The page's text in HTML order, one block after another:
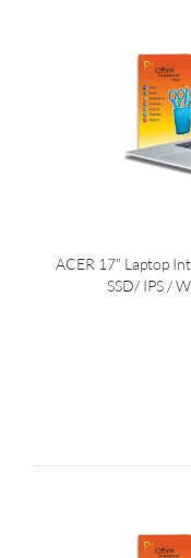
ACER 17" Laptop
SSD/ IPS /